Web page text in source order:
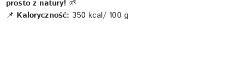
prosto z natury! 🌱
📌 Kaloryczność: 350 kcal/ 100 g